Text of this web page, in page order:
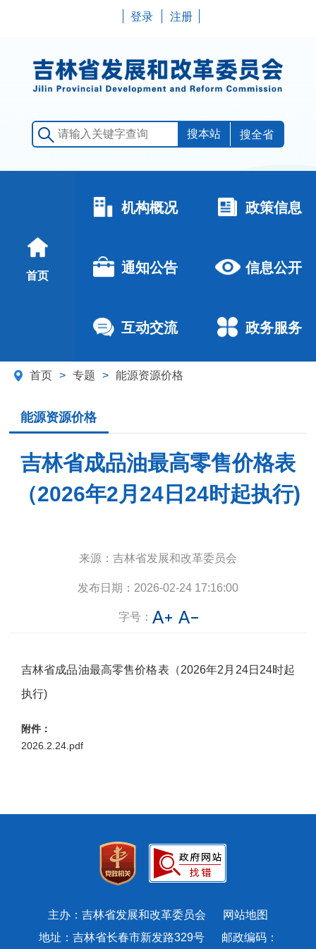
登录 注册
搜全省
首页
机构概况 政策信息
通知公告 信息公开
互动交流 政务服务
首页 > 专题 > 能源资源价格
能源资源价格
吉林省成品油最高零售价格表
（2026年2月24日24时起执行)
来源： 吉林省发展和改革委员会
发布日期： 2026-02-24 17:16:00
字号：
吉林省成品油最高零售价格表（2026年2月24日24时起
执行)
附件：
2026.2.24.pdf
主办：吉林省发展和改革委员会
网站地图
地址：吉林省长春市新发路329号 邮政编码：